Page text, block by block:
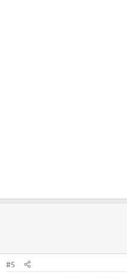
#5